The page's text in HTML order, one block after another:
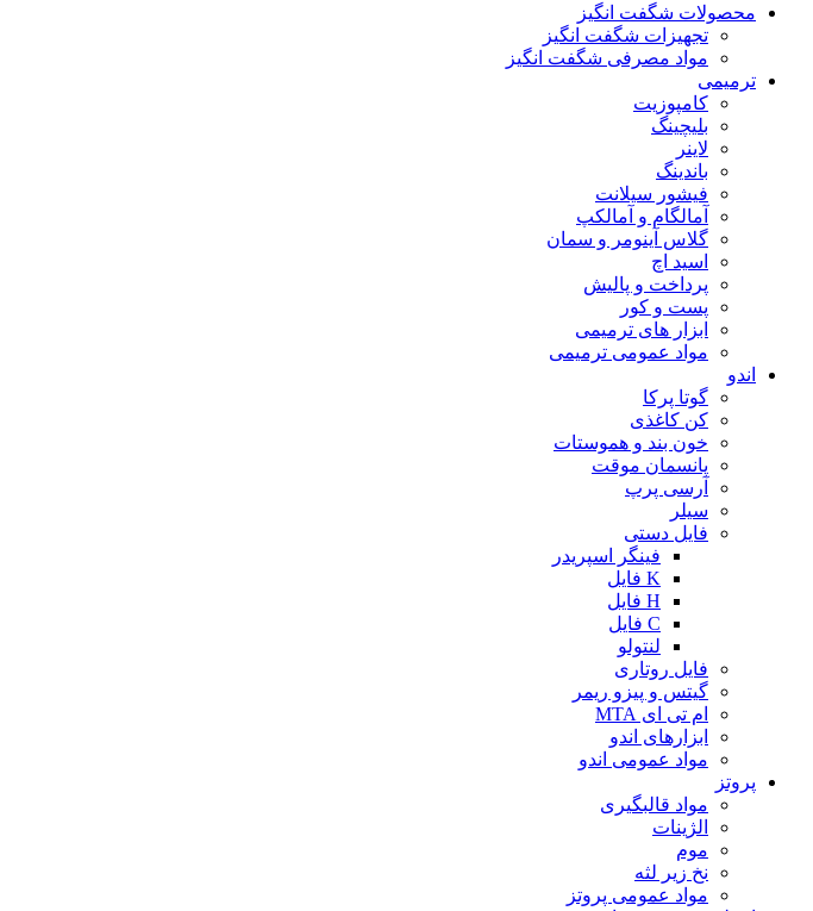
محصولات شگفت انگیز
تجهیزات شگفت انگیز
مواد مصرفی شگفت انگیز
ترمیمی
کامپوزیت
بلیچینگ
لاینر
باندینگ
فیشور سیلانت
آمالگام و آمالکپ
گلاس آینومر و سمان
اسید اچ
پرداخت و پالیش
پست و کور
ابزار های ترمیمی
مواد عمومی ترمیمی
اندو
گوتا پرکا
کن کاغذی
خون بند و هموستات
پانسمان موقت
آرسی پرپ
سیلر
فایل دستی
فینگر اسپریدر
K فایل
H فایل
C فایل
لنتولو
فایل روتاری
گیتس و پیزو ریمر
ام تی ای MTA
ابزارهای اندو
مواد عمومی اندو
پروتز
مواد قالبگیری
الژینات
موم
نخ زیر لثه
مواد عمومی پروتز